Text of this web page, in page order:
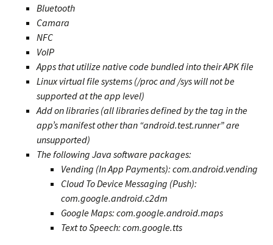
Bluetooth
Camara
NFC
VoIP
Apps that utilize native code bundled into their APK file
Linux virtual file systems (/proc and /sys will not be
supported at the app level)
Add on libraries (all libraries defined by the tag in the
app’s manifest other than “android.test.runner” are
unsupported)
The following Java software packages:
Vending (In App Payments): com.android.vending
Cloud To Device Messaging (Push):
com.google.android.c2dm
Google Maps: com.google.android.maps
Text to Speech: com.google.tts